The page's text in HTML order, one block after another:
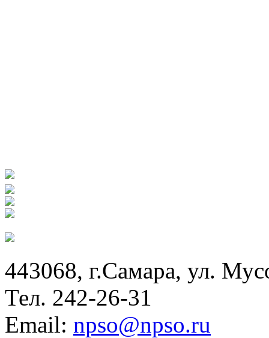
443068, г.Самара, ул.
Тел. 242-26-31
Email: npso@npso.ru